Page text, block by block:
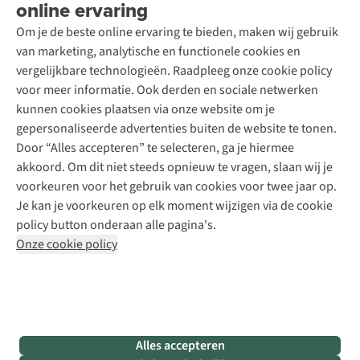
online ervaring
Om je de beste online ervaring te bieden, maken wij gebruik
van marketing, analytische en functionele cookies en
vergelijkbare technologieën. Raadpleeg onze cookie policy
voor meer informatie. Ook derden en sociale netwerken
kunnen cookies plaatsen via onze website om je
gepersonaliseerde advertenties buiten de website te tonen.
Door “Alles accepteren” te selecteren, ga je hiermee
akkoord. Om dit niet steeds opnieuw te vragen, slaan wij je
voorkeuren voor het gebruik van cookies voor twee jaar op.
Je kan je voorkeuren op elk moment wijzigen via de cookie
policy button onderaan alle pagina's.
Onze cookie policy
Alles accepteren
Contact
Toegankelijkheidsverklaring
Schoenonderhoud
Schoenherstelling
Kledingherstelling
Retouches
Voor bedrijven
Podcast
Explore Academy
Explore Camp
Gear Check
Inspiratie & advies
Meld je aan voor de nieuwsbrief
Follow us
Disclaimer Privacy Policy
Algemene voorwaarden
Cookie Policy